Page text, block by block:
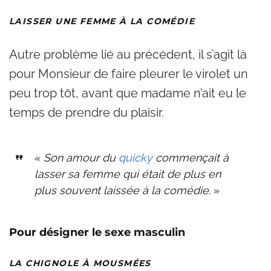
LAISSER UNE FEMME À LA COMÉDIE
Autre problème lié au précédent, il s’agit là
pour Monsieur de faire pleurer le virolet un
peu trop tôt, avant que madame n’ait eu le
temps de prendre du plaisir.
« Son amour du quickycommençait à
lasser sa femme qui était de plus en
plus souvent laissée à la comédie. »
Pour désigner le sexe masculin
LA CHIGNOLE À MOUSMÉES